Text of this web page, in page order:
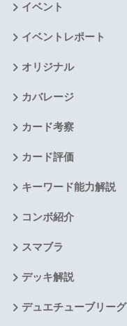
イベント
イベントレポート
オリジナル
カバレージ
カード考察
カード評価
キーワード能力解説
コンボ紹介
スマブラ
デッキ解説
デュエチューブリーグ